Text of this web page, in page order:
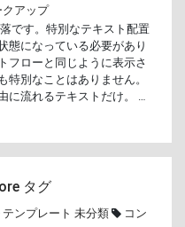
クアップ
です。特別なテキスト配置
態になっている必要があり
フローと同じように表示さ
特別なことはありません。
に流れるテキストだけ。 …
タグ
テンプレート 未分類
コン